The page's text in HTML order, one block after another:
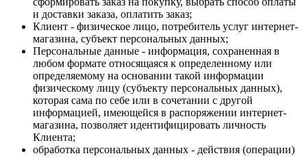
и доставки заказа, оплатить заказ;
Клиент - физическое лицо, потребитель услуг интернет-
магазина, субъект персональных данных;
Персональные данные - информация, сохраненная в
любом формате относящаяся к определенному или
определяемому на основании такой информации
физическому лицу (субъекту персональных данных),
которая сама по себе или в сочетании с другой
информацией, имеющейся в распоряжении интернет-
магазина, позволяет идентифицировать личность
Клиента;
обработка персональных данных - действия (операции)